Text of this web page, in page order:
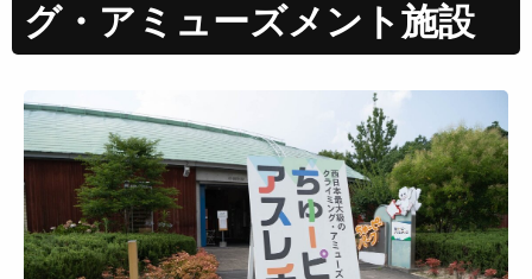
グ・アミューズメント施設